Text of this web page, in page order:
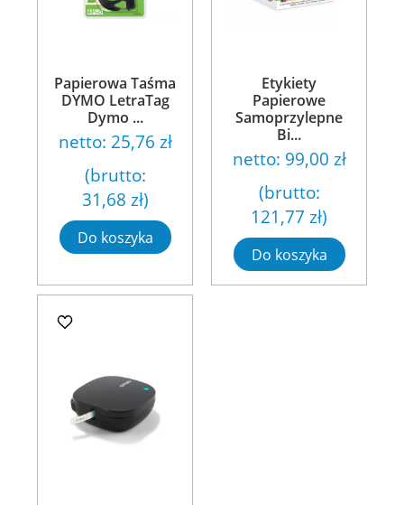
Papierowa Taśma
DYMO LetraTag
Dymo ...
netto: 25,76 zł
(brutto:
31,68 zł)
Do koszyka
Etykiety
Papierowe
Samoprzylepne
Bi...
netto: 99,00 zł
(brutto:
121,77 zł)
Do koszyka